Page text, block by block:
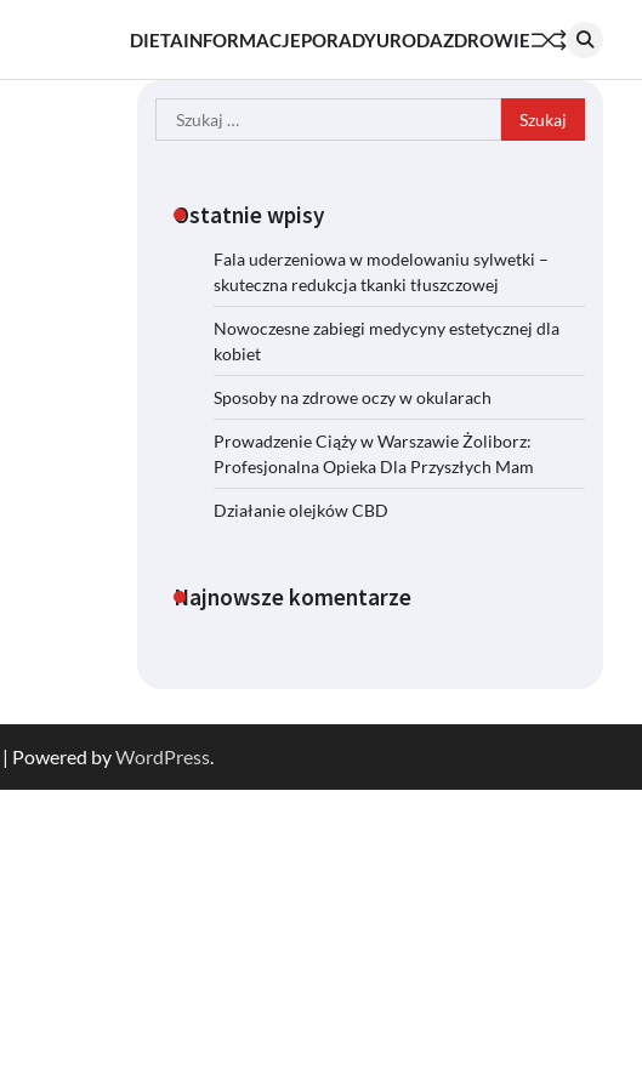
DIETAINFORMACJEPORADYURODAZDROWIE
Szukaj:
Ostatnie wpisy
Fala uderzeniowa w modelowaniu sylwetki –
skuteczna redukcja tkanki tłuszczowej
Nowoczesne zabiegi medycyny estetycznej dla
kobiet
Sposoby na zdrowe oczy w okularach
Prowadzenie Ciąży w Warszawie Żoliborz:
Profesjonalna Opieka Dla Przyszłych Mam
Działanie olejków CBD
Najnowsze komentarze
| Powered byWordPress.